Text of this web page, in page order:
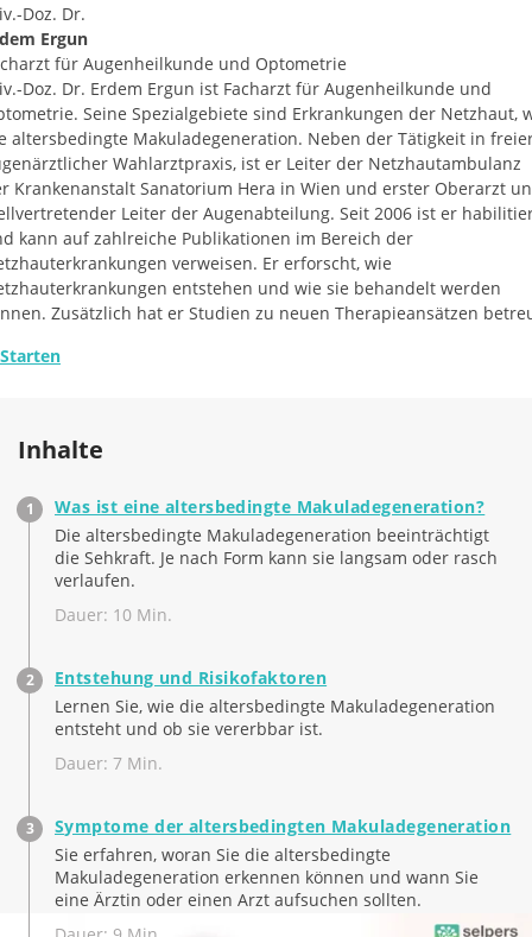
Doz. Dr.
Ergun
für Augenheilkunde und Optometrie
Doz. Dr. Erdem Ergun ist Facharzt für Augenheilkunde und
Seine Spezialgebiete sind Erkrankungen der Netzhaut,
altersbedingte Makuladegeneration. Neben der Tätigkeit in
Wahlarztpraxis, ist er Leiter der Netzhautambulanz
Krankenanstalt Sanatorium Hera in Wien und erster Oberarzt
Leiter der Augenabteilung. Seit 2006 ist er
kann auf zahlreiche Publikationen im Bereich der
verweisen. Er erforscht, wie
entstehen und wie sie behandelt werden
Zusätzlich hat er Studien zu neuen Therapieansätzen
Starten
Inhalte
Was ist eine altersbedingte Makuladegeneration?
Die altersbedingte Makuladegeneration beeinträchtigt
die Sehkraft. Je nach Form kann sie langsam oder rasch
verlaufen.
Dauer: 10 Min.
Entstehung und Risikofaktoren
Lernen Sie, wie die altersbedingte Makuladegeneration
entsteht und ob sie vererbbar ist.
Dauer: 7 Min.
Symptome der altersbedingten Makuladegeneration
Sie erfahren, woran Sie die altersbedingte
Makuladegeneration erkennen können und wann Sie
eine Ärztin oder einen Arzt aufsuchen sollten.